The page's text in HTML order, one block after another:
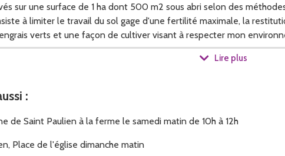
sur une surface de 1 ha dont 500 m2 sous abri selon des
à limiter le travail du sol gage d'une fertilité maximale, la
verts et une façon de cultiver visant à respecter mon
à la vente directement à la ferme ou sinon je suis présent sur
Lire plus
:
de Saint Paulien à la ferme le samedi matin de 10h à 12h
Place de l'église dimanche matin